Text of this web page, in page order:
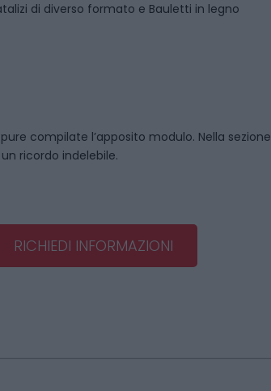
di diverso formato e Bauletti in legno
compilate l’apposito modulo. Nella sezione
ricordo indelebile.
RICHIEDI INFORMAZIONI